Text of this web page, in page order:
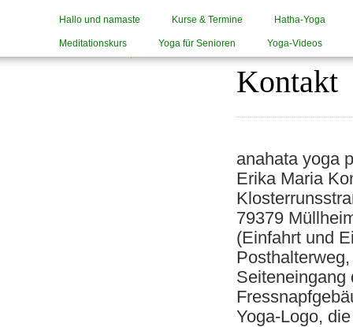
Hallo und namaste Kurse & Termine Hatha-Yoga
Meditationskurs Yoga für Senioren Yoga-Videos
Kontakt
anahata yoga
Erika Maria
79379
(Einfahrt und
Seiteneingang
Yoga-Logo,